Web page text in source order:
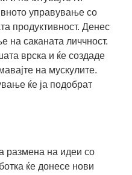
управување со
продуктивност. Денес
на саканата личчност.
врска и ќе создаде
на мускулите.
ќе ја подобрат
размена на идеи со
ќе донесе нови